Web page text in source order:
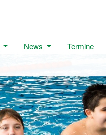
News Termine